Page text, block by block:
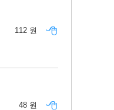
112 원
48 원